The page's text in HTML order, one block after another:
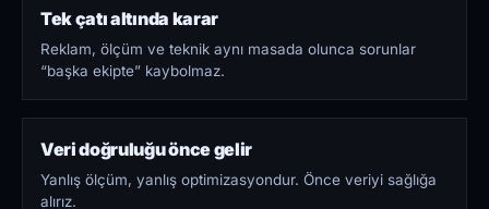
Tek çatı altında karar
Reklam, ölçüm ve teknik aynı masada olunca sorunlar
“başka ekipte” kaybolmaz.
Veri doğruluğu önce gelir
Yanlış ölçüm, yanlış optimizasyondur. Önce veriyi sağlığa
alırız.